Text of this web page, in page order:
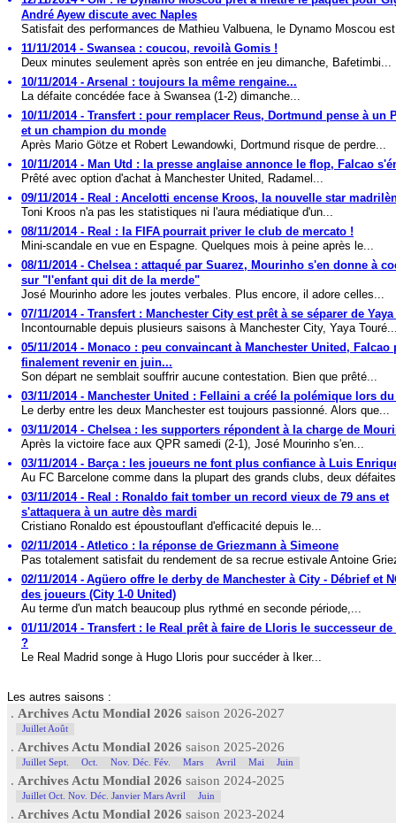
André Ayew discute avec Naples
Satisfait des performances de Mathieu Valbuena, le Dynamo Moscou
11/11/2014 - Swansea : coucou, revoilà Gomis !
Deux minutes seulement après son entrée en jeu dimanche, Bafetimbi...
10/11/2014 - Arsenal : toujours la même rengaine...
La défaite concédée face à Swansea (1-2) dimanche...
10/11/2014 - Transfert : pour remplacer Reus, Dortmund pense à un
et un champion du monde
Après Mario Götze et Robert Lewandowki, Dortmund risque de perdre...
10/11/2014 - Man Utd : la presse anglaise annonce le flop, Falcao
Prêté avec option d'achat à Manchester United, Radamel...
09/11/2014 - Real : Ancelotti encense Kroos, la nouvelle star
Toni Kroos n'a pas les statistiques ni l'aura médiatique d'un...
08/11/2014 - Real : la FIFA pourrait priver le club de mercato !
Mini-scandale en vue en Espagne. Quelques mois à peine après le...
08/11/2014 - Chelsea : attaqué par Suarez, Mourinho s'en donne à
sur "l'enfant qui dit de la merde"
José Mourinho adore les joutes verbales. Plus encore, il adore celles...
07/11/2014 - Transfert : Manchester City est prêt à se séparer de
Incontournable depuis plusieurs saisons à Manchester City, Yaya
05/11/2014 - Monaco : peu convaincant à Manchester United, Falcao
finalement revenir en juin...
Son départ ne semblait souffrir aucune contestation. Bien que prêté...
03/11/2014 - Manchester United : Fellaini a créé la polémique lors
Le derby entre les deux Manchester est toujours passionné. Alors que...
03/11/2014 - Chelsea : les supporters répondent à la charge de
Après la victoire face aux QPR samedi (2-1), José Mourinho s'en...
03/11/2014 - Barça : les joueurs ne font plus confiance à Luis
Au FC Barcelone comme dans la plupart des grands clubs, deux
03/11/2014 - Real : Ronaldo fait tomber un record vieux de 79 ans et
s'attaquera à un autre dès mardi
Cristiano Ronaldo est époustouflant d'efficacité depuis le...
02/11/2014 - Atletico : la réponse de Griezmann à Simeone
Pas totalement satisfait du rendement de sa recrue estivale Antoine
02/11/2014 - Agüero offre le derby de Manchester à City - Débrief et
des joueurs (City 1-0 United)
Au terme d'un match beaucoup plus rythmé en seconde période,...
01/11/2014 - Transfert : le Real prêt à faire de Lloris le successeur
?
Le Real Madrid songe à Hugo Lloris pour succéder à Iker...
Les autres saisons :
. Archives Actu Mondial 2026 saison 2026-2027
Juillet Août
. Archives Actu Mondial 2026 saison 2025-2026
Juillet Sept. Oct. Nov. Déc. Fév. Mars Avril Mai Juin
. Archives Actu Mondial 2026 saison 2024-2025
Juillet Oct. Nov. Déc. Janvier Mars Avril Juin
. Archives Actu Mondial 2026 saison 2023-2024